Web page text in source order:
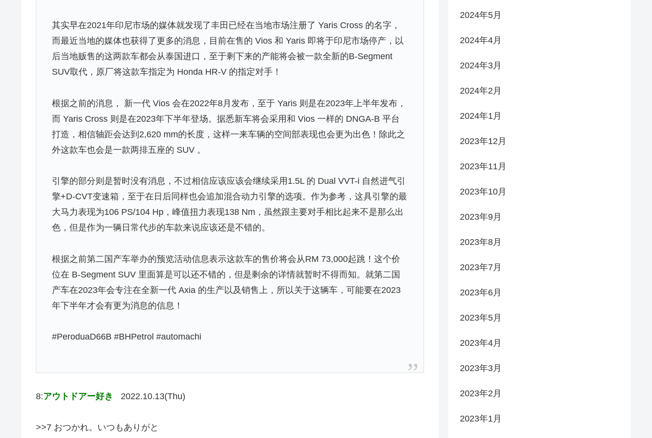
其实早在2021年印尼市场的媒体就发现了丰田已经在当地市场注册了 Yaris Cross 的名字，
而最近当地的媒体也获得了更多的消息，目前在售的 Vios 和 Yaris 即将于印尼市场停产，以
后当地贩售的这两款车都会从泰国进口，至于剩下来的产能将会被一款全新的B-Segment
SUV取代，原厂将这款车指定为 Honda HR-V 的指定对手！
根据之前的消息， 新一代 Vios 会在2022年8月发布，至于 Yaris 则是在2023年上半年发布，
而 Yaris Cross 则是在2023年下半年登场。据悉新车将会采用和 Vios 一样的 DNGA-B 平台
打造，相信轴距会达到2,620 mm的长度，这样一来车辆的空间部表现也会更为出色！除此之
外这款车也会是一款两排五座的 SUV 。
引擎的部分则是暂时没有消息，不过相信应该应该会继续采用1.5L 的 Dual VVT-i 自然进气引
擎+D-CVT变速箱，至于在日后同样也会追加混合动力引擎的选项。作为参考，这具引擎的最
大马力表现为106 PS/104 Hp，峰值扭力表现138 Nm，虽然跟主要对手相比起来不是那么出
色，但是作为一辆日常代步的车款来说应该还是不错的。
根据之前第二国产车举办的预览活动信息表示这款车的售价将会从RM 73,000起跳！这个价
位在 B-Segment SUV 里面算是可以还不错的，但是剩余的详情就暂时不得而知。就第二国
产车在2023年会专注在全新一代 Axia 的生产以及销售上，所以关于这辆车，可能要在2023
年下半年才会有更为消息的信息！
#PeroduaD66B #BHPetrol #automachi
8:アウトドアー好き 2022.10.13(Thu)
>>7 おつかれ。いつもありがと
2024年5月
2024年4月
2024年3月
2024年2月
2024年1月
2023年12月
2023年11月
2023年10月
2023年9月
2023年8月
2023年7月
2023年6月
2023年5月
2023年4月
2023年3月
2023年2月
2023年1月